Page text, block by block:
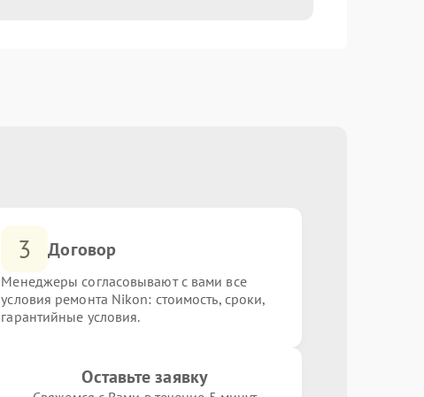
3 Договор
Менеджеры согласовывают с вами все
условия ремонта Nikon: стоимость, сроки,
гарантийные условия.
Оставьте заявку